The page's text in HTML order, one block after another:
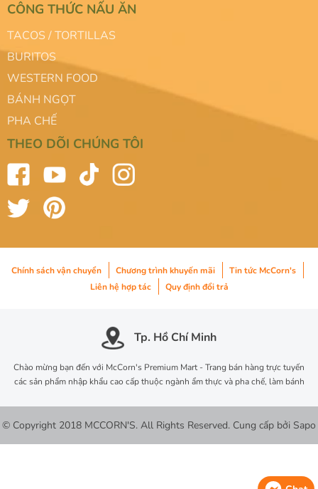
CÔNG THỨC NẤU ĂN
TACOS / TORTILLAS
BURITOS
WESTERN FOOD
BÁNH NGỌT
PHA CHẾ
THEO DÕI CHÚNG TÔI
Chính sách vận chuyển Chương trình khuyến mãi
Tin tức McCorn's
Liên hệ hợp tác
Quy định đổi trả
Tp. Hồ Chí Minh
Chào mừng bạn đến với McCorn's Premium Mart - Trang bán hàng trực tuyến
các sản phẩm nhập khẩu cao cấp thuộc ngành ẩm thực và pha chế, làm bánh
© Copyright 2018 MCCORN'S. All Rights Reserved. Cung cấp bởi Sapo